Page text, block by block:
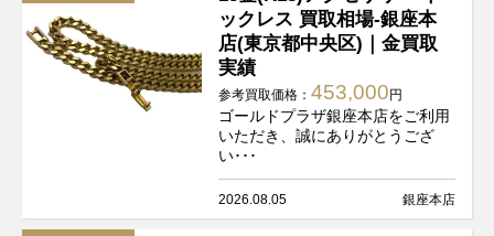
ックレス 買取相場-銀座本
店(東京都中央区)｜金買取
実績
参考買取価格：453,000 円
ゴールドプラザ銀座本店をご利用
いただき、誠にありがとうござ
い･･･
2026.08.05 銀座本店